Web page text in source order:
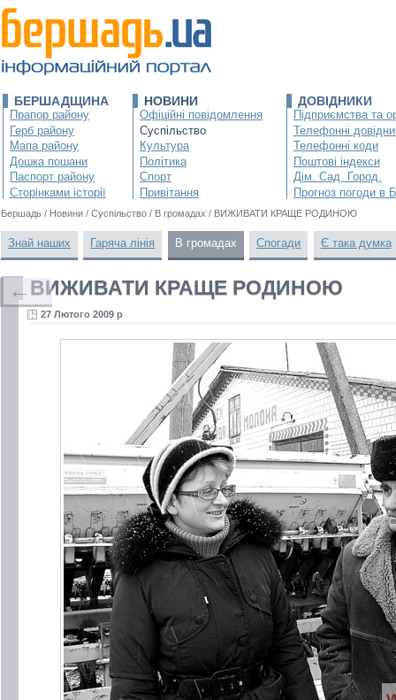
БЕРШАДЩИНА
Прапор району
Герб району
Мапа району
Дошка пошани
Паспорт району
Сторінками історії
НОВИНИ
Офіційні повідомлення
Суспільство
Культура
Політика
Спорт
Привітання
ДОВІДНИКИ
Підприємства та
Телефонні
Телефонні коди
Поштові індекси
Дім. Сад. Город.
Прогноз погоди в
Бершадь / Новини / Суспільство / В громадах / ВИЖИВАТИ КРАЩЕ РОДИНОЮ
Знай наших Гаряча лінія В громадах Спогади Є така думка
ВИЖИВАТИ КРАЩЕ РОДИНОЮ
27 Лютого 2009 р
←